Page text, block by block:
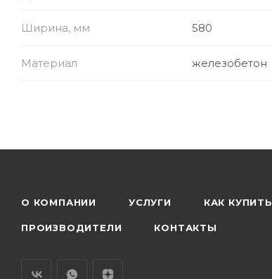
Ширина, мм 580
Материал железобетон
О КОМПАНИИ УСЛУГИ КАК КУПИТЬ
ПРОИЗВОДИТЕЛИ КОНТАКТЫ